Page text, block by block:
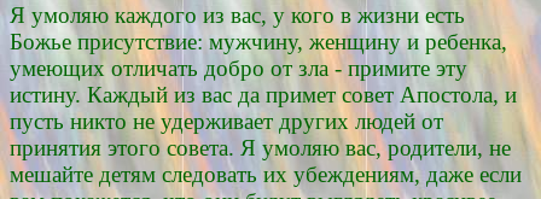
Я умоляю каждого из вас, у кого в жизни есть
Божье присутствие: мужчину, женщину и ребенка,
умеющих отличать добро от зла - примите эту
истину. Каждый из вас да примет совет Апостола, и
пусть никто не удерживает других людей от
принятия этого совета. Я умоляю вас, родители, не
мешайте детям следовать их убеждениям, даже если